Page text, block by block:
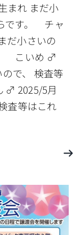
れ まだ小
です。 チャ
だ小さいの
こいめ ♂
で、 検査等
♂ 2025/5月
査等はこれ